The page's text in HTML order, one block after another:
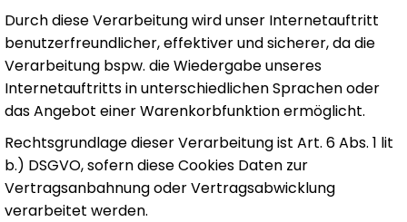
Durch diese Verarbeitung wird unser Internetauftritt
benutzerfreundlicher, effektiver und sicherer, da die
Verarbeitung bspw. die Wiedergabe unseres
Internetauftritts in unterschiedlichen Sprachen oder
das Angebot einer Warenkorbfunktion ermöglicht.
Rechtsgrundlage dieser Verarbeitung ist Art. 6 Abs. 1 lit
b.) DSGVO, sofern diese Cookies Daten zur
Vertragsanbahnung oder Vertragsabwicklung
verarbeitet werden.